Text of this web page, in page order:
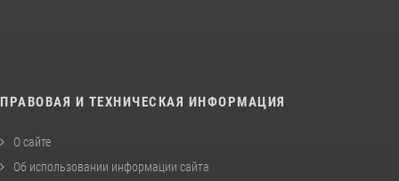
ПРАВОВАЯ И ТЕХНИЧЕСКАЯ ИНФОРМАЦИЯ
О сайте
Об использовании информации сайта